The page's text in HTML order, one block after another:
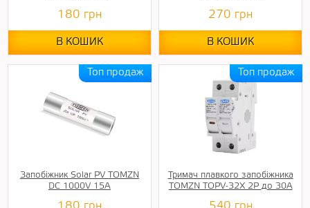
180 грн
В КОШИК
270 грн
В КОШИК
Запобіжник Solar PV TOMZN
DC 1000V 15A
Тримач плавкого запобіжника
TOMZN TOPV-32X 2Р до 30А